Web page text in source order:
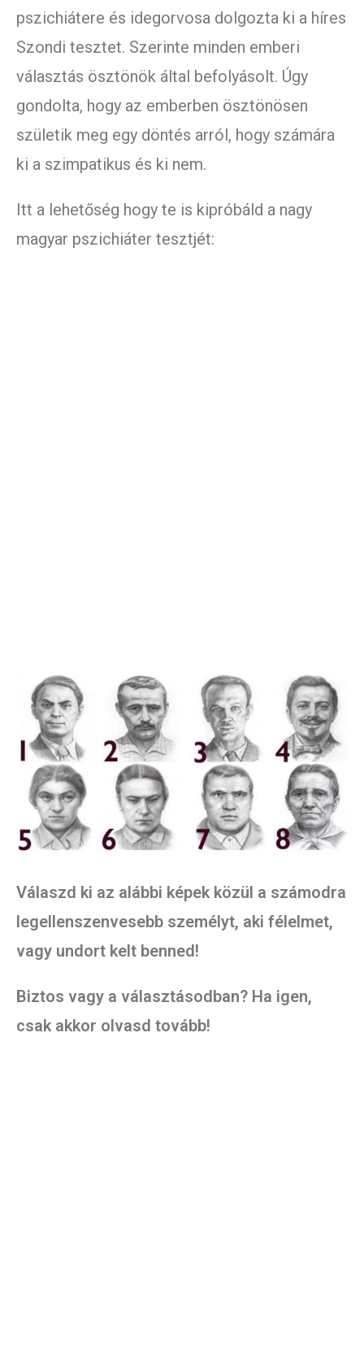
pszichiátere és idegorvosa dolgozta ki a híres
Szondi tesztet. Szerinte minden emberi
választás ösztönök által befolyásolt. Úgy
gondolta, hogy az emberben ösztönösen
születik meg egy döntés arról, hogy számára
ki a szimpatikus és ki nem.
Itt a lehetőség hogy te is kipróbáld a nagy
magyar pszichiáter tesztjét:
Válaszd ki az alábbi képek közül a számodra
legellenszenvesebb személyt, aki félelmet,
vagy undort kelt benned!
Biztos vagy a választásodban? Ha igen,
csak akkor olvasd tovább!